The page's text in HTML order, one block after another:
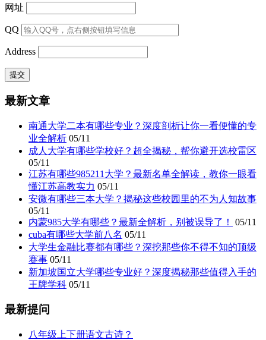
网址
QQ
Address
最新文章
南通大学二本有哪些专业？深度剖析让你一看便懂的专
业全解析 05/11
成人大学有哪些学校好？超全揭秘，帮你避开选校雷区
05/11
江苏有哪些985211大学？最新名单全解读，教你一眼看
懂江苏高教实力 05/11
安微有哪些三本大学？揭秘这些校园里的不为人知故事
05/11
内蒙985大学有哪些？最新全解析，别被误导了！
05/11
cuba有哪些大学前八名 05/11
大学生金融比赛都有哪些？深挖那些你不得不知的顶级
赛事 05/11
新加坡国立大学哪些专业好？深度揭秘那些值得入手的
王牌学科 05/11
最新提问
八年级上下册语文古诗？